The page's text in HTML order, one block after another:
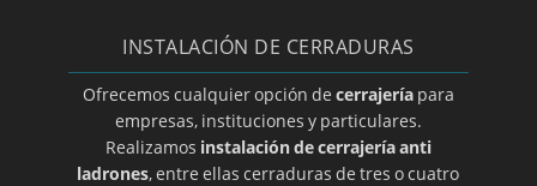
INSTALACIÓN DE CERRADURAS
Ofrecemos cualquier opción de cerrajeríapara
empresas, instituciones y particulares.
Realizamos instalación de cerrajería anti
ladrones, entre ellas cerraduras de tres o cuatro